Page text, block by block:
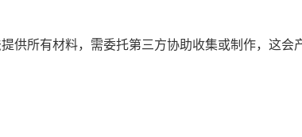
供所有材料，需委托第三方协助收集或制作，这会